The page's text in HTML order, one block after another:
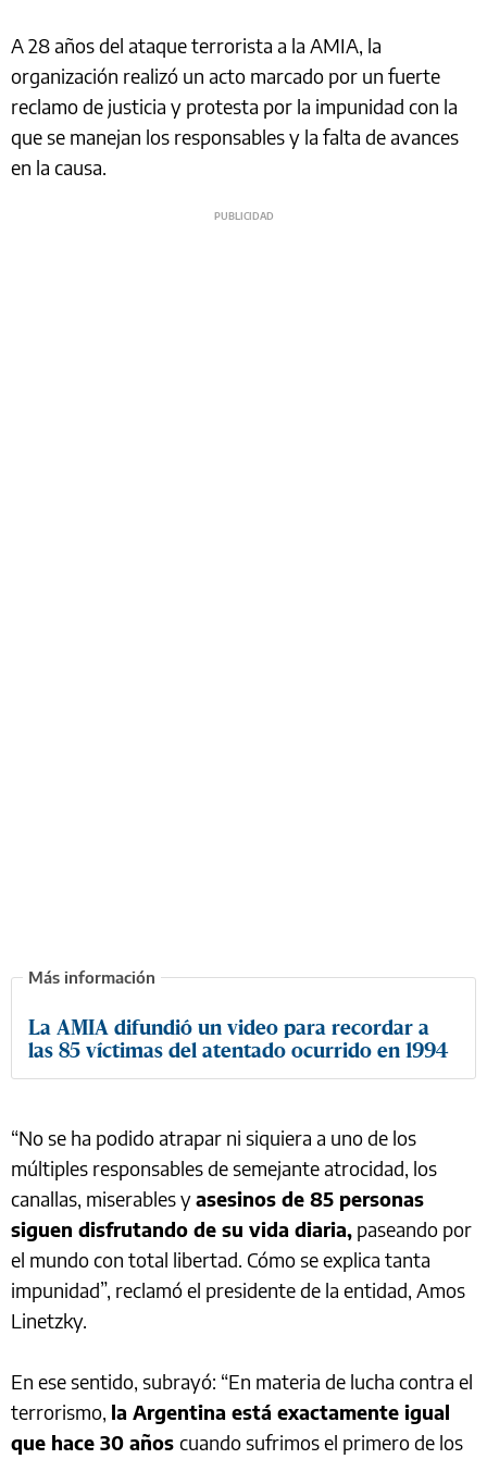
A 28 años del ataque terrorista a la AMIA, la
organización realizó un acto marcado por un fuerte
reclamo de justicia y protesta por la impunidad con la
que se manejan los responsables y la falta de avances
en la causa.
La AMIA difundió un video para recordar a
las 85 víctimas del atentado ocurrido en 1994
“No se ha podido atrapar ni siquiera a uno de los
múltiples responsables de semejante atrocidad, los
canallas, miserables yasesinos de 85 personas
siguen disfrutando de su vida diaria, paseando por
el mundo con total libertad. Cómo se explica tanta
impunidad”, reclamó el presidente de la entidad, Amos
Linetzky.
En ese sentido, subrayó: “En materia de lucha contra el
terrorismo, la Argentina está exactamente igual
que hace 30 años cuando sufrimos el primero de los